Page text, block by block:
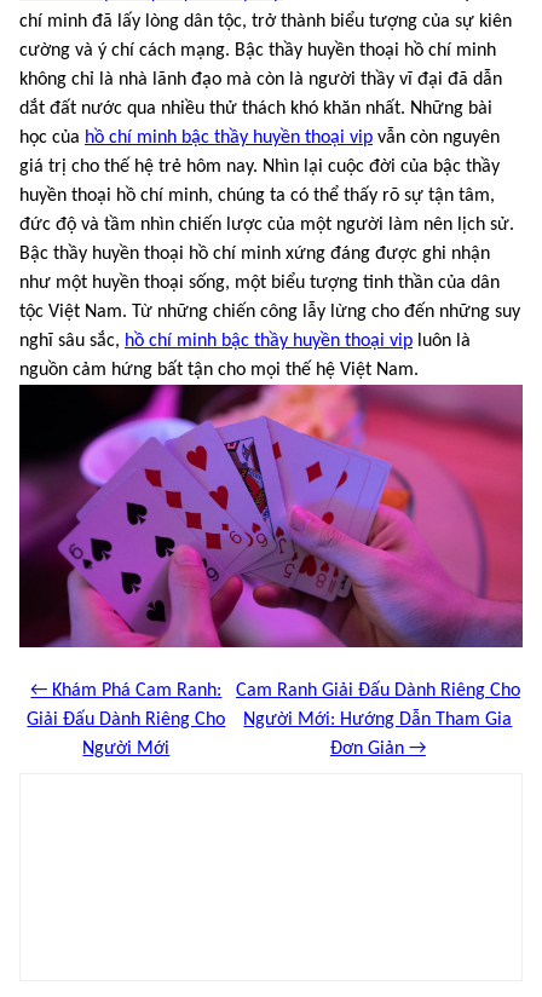
chí minh đã lấy lòng dân tộc, trở thành biểu tượng của sự kiên
cường và ý chí cách mạng. Bậc thầy huyền thoại hồ chí minh
không chỉ là nhà lãnh đạo mà còn là người thầy vĩ đại đã dẫn
dắt đất nước qua nhiều thử thách khó khăn nhất. Những bài
học của hồ chí minh bậc thầy huyền thoại vip vẫn còn nguyên
giá trị cho thế hệ trẻ hôm nay. Nhìn lại cuộc đời của bậc thầy
huyền thoại hồ chí minh, chúng ta có thể thấy rõ sự tận tâm,
đức độ và tầm nhìn chiến lược của một người làm nên lịch sử.
Bậc thầy huyền thoại hồ chí minh xứng đáng được ghi nhận
như một huyền thoại sống, một biểu tượng tinh thần của dân
tộc Việt Nam. Từ những chiến công lẫy lừng cho đến những suy
nghĩ sâu sắc, hồ chí minh bậc thầy huyền thoại vip luôn là
nguồn cảm hứng bất tận cho mọi thế hệ Việt Nam.
← Khám Phá Cam Ranh:
Giải Đấu Dành Riêng Cho
Người Mới
Cam Ranh Giải Đấu Dành Riêng Cho
Người Mới: Hướng Dẫn Tham Gia
Đơn Giản →